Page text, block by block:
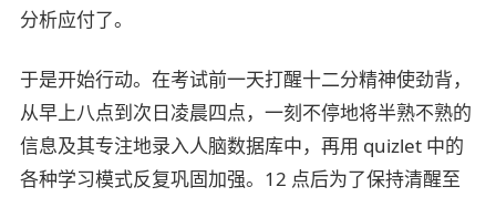
分析应付了。
于是开始行动。在考试前一天打醒十二分精神使劲背，
从早上八点到次日凌晨四点，一刻不停地将半熟不熟的
信息及其专注地录入人脑数据库中，再用 quizlet 中的
各种学习模式反复巩固加强。12 点后为了保持清醒至